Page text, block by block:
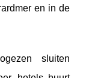
en in de
sluiten